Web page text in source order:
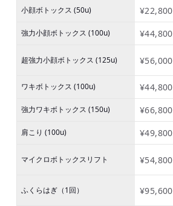
小顔ボトックス (50u) ¥22,800
強力小顔ボトックス (100u) ¥44,800
超強力小顔ボトックス (125u) ¥56,000
ワキボトックス (100u) ¥44,800
強力ワキボトックス (150u) ¥66,800
肩こり (100u) ¥49,800
マイクロボトックスリフト ¥54,800
ふくらはぎ（1回） ¥95,600